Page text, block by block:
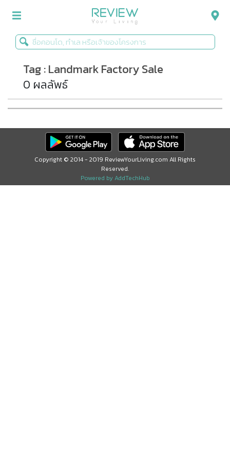
รีวิวคอนโด
รีวิวบ้าน
รีวิวทาวน์โฮม
Life+Style
Infographic
Tag : Landmark Factory Sale
0 ผลลัพธ์
Copyright © 2014 - 2019 ReviewYourLiving.com All Rights
Reserved.
Powered by AddTechHub